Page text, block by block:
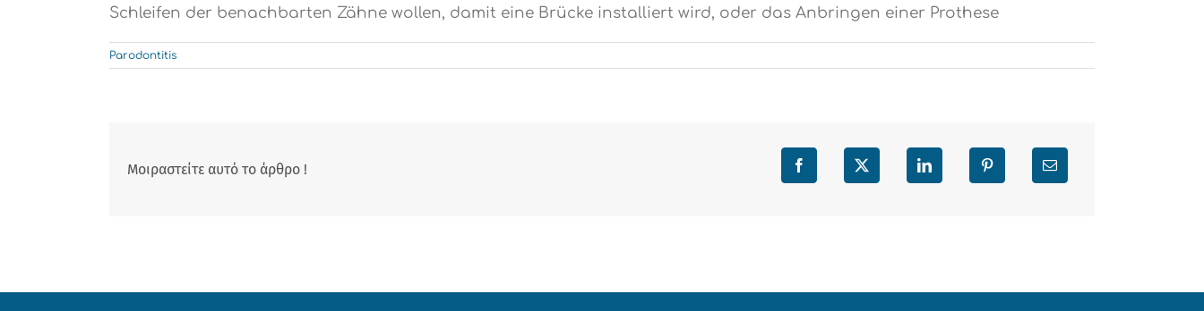
Schleifen der benachbarten Zähne wollen, damit eine Brücke installiert wird, oder das Anbringen einer Prothese
Parodontitis
Μοιραστείτε αυτό το άρθρο ! Facebook X LinkedIn Pinterest Email